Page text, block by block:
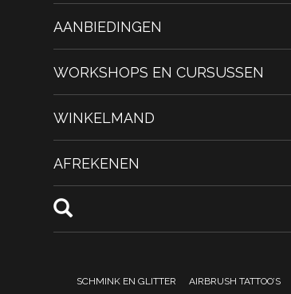
AANBIEDINGEN
WORKSHOPS EN CURSUSSEN
WINKELMAND
AFREKENEN
SCHMINK EN GLITTER AIRBRUSH TATTOO’S